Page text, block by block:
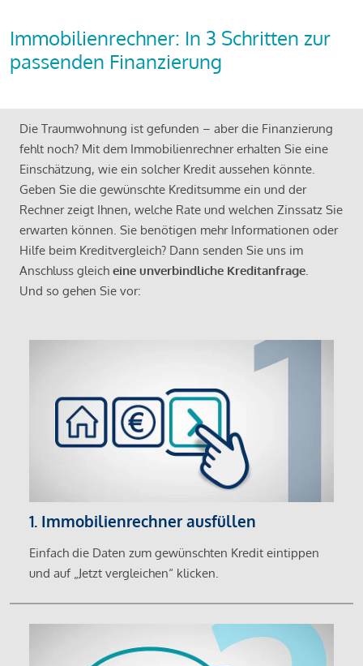
Immobilienrechner: In 3 Schritten zur
passenden Finanzierung
Die Traumwohnung ist gefunden – aber die Finanzierung
fehlt noch? Mit dem Immobilienrechner erhalten Sie eine
Einschätzung, wie ein solcher Kredit aussehen könnte.
Geben Sie die gewünschte Kreditsumme ein und der
Rechner zeigt Ihnen, welche Rate und welchen Zinssatz Sie
erwarten können. Sie benötigen mehr Informationen oder
Hilfe beim Kreditvergleich? Dann senden Sie uns im
Anschluss gleich eine unverbindliche Kreditanfrage.
Und so gehen Sie vor:
1. Immobilienrechner ausfüllen
Einfach die Daten zum gewünschten Kredit eintippen
und auf „Jetzt vergleichen“ klicken.